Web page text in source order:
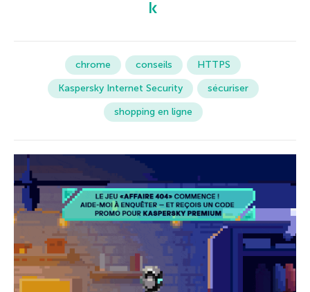
chrome conseils
HTTPS
Kaspersky Internet Security
sécuriser
shopping en ligne